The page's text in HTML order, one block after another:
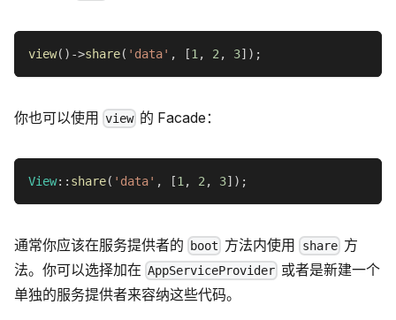
view( ) ->share( 'data' , [1 , 2 , 3] ) ;
你也可以使用 view 的 Facade：
View:: share( 'data' , [1 , 2 , 3] ) ;
通常你应该在服务提供者的 boot 方法内使用 share方
法。你可以选择加在 AppServiceProvider 或者是新建一个
单独的服务提供者来容纳这些代码。